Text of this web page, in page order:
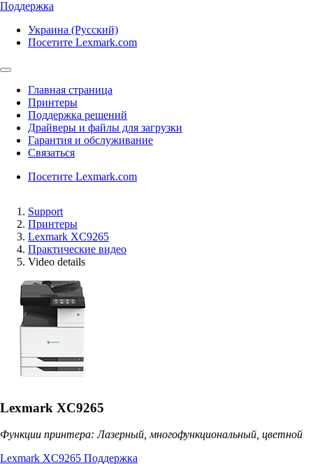
Поддержка
Украина (Русский)
Посетите Lexmark.com
Главная страница
Принтеры
Поддержка решений
Драйверы и файлы для загрузки
Гарантия и обслуживание
Связаться
Посетите Lexmark.com
Support
Принтеры
Lexmark XC9265
Практические видео
Video details
Lexmark XC9265
Функции принтера: Лазерный, многофункциональный, цветной
Lexmark XC9265 Поддержка